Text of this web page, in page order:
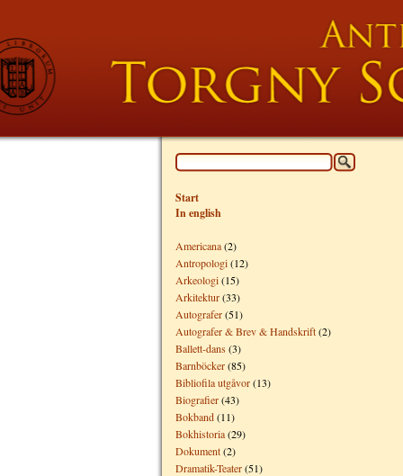
Start
In english
Americana(2)
Antropologi(12)
Arkeologi(15)
Arkitektur(33)
Autografer(51)
Autografer & Brev & Handskrift(2)
Ballett-dans (3)
Barnböcker(85)
Bibliofila utgåvor(13)
Biografier(43)
Bokband(11)
Bokhistoria(29)
Dokument(2)
Dramatik-Teater(51)